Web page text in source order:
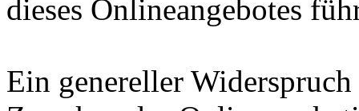
dieses Onlineangebotes
Ein genereller